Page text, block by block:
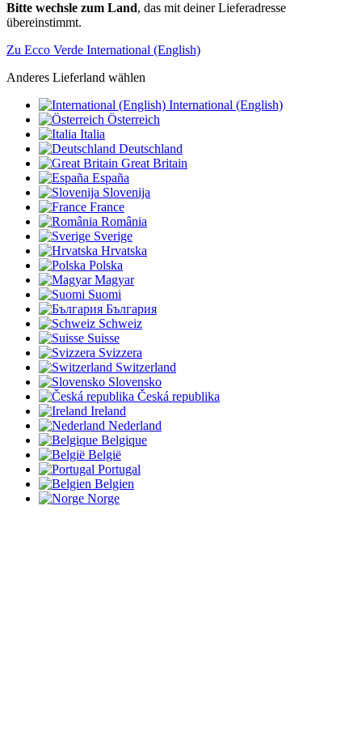
Bitte wechsle zum Land, das mit deiner Lieferadresse
übereinstimmt.
Zu Ecco Verde International (English)
Anderes Lieferland wählen
International (English)
Österreich
Italia
Deutschland
Great Britain
España
Slovenija
France
România
Sverige
Hrvatska
Polska
Magyar
Suomi
България
Schweiz
Suisse
Svizzera
Switzerland
Slovensko
Česká republika
Ireland
Nederland
Belgique
België
Portugal
Belgien
Norge